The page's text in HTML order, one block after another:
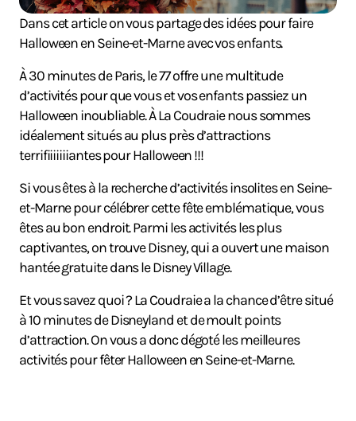
Dans cet article on vous partage des idées pour faire
Halloween en Seine-et-Marne avec vos enfants.
À 30 minutes de Paris, le 77 offre une multitude
d’activités pour que vous et vos enfants passiez un
Halloween inoubliable. À La Coudraie nous sommes
idéalement situés au plus près d’attractions
terrifiiiiiiiantes pour Halloween !!!
Si vous êtes à la recherche d’activités insolites en Seine-
et-Marne pour célébrer cette fête emblématique, vous
êtes au bon endroit. Parmi les activités les plus
captivantes, on trouve Disney, qui a ouvert une maison
hantée gratuite dans le Disney Village.
Et vous savez quoi ? La Coudraie a la chance d’être situé
à 10 minutes de Disneyland et de moult points
d’attraction. On vous a donc dégoté les meilleures
activités pour fêter Halloween en Seine-et-Marne.